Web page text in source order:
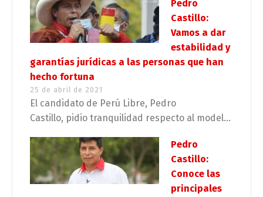
Pedro
Castillo:
Vamos a dar
estabilidad y
garantías jurídicas a las personas que han
hecho fortuna
25 de abril de 2021
El candidato de Perú Libre, Pedro
Castillo, pidio tranquilidad respecto al model...
Pedro
Castillo:
Conoce las
principales